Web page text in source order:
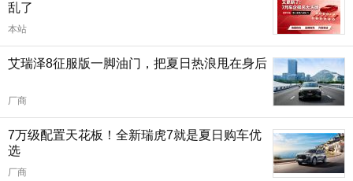
乱了
本站
艾瑞泽8征服版一脚油门，把夏日热浪甩在身后
厂商
7万级配置天花板！全新瑞虎7就是夏日购车优
选
厂商